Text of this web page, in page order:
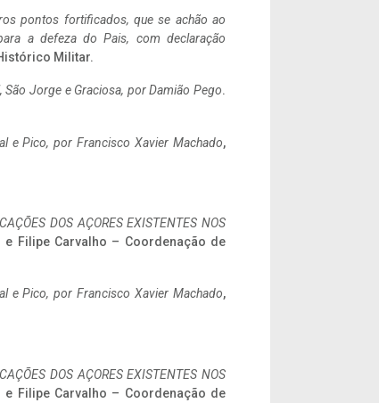
pontos fortificados, que se achão ao
a defeza do Pais, com declaração
Militar.
Jorge e Graciosa, por Damião Pego.
e Pico, por Francisco Xavier Machado,
DOS AÇORES EXISTENTES NOS
Filipe Carvalho – Coordenação de
e Pico, por Francisco Xavier Machado,
DOS AÇORES EXISTENTES NOS
Filipe Carvalho – Coordenação de